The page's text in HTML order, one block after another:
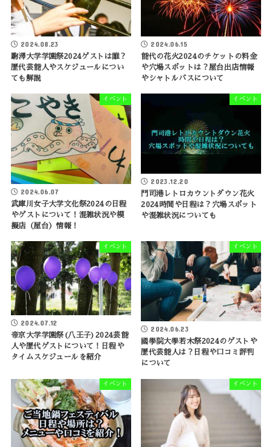
2024.08.23
駒澤大学学園祭2024ゲストは誰？
歴代芸能人やスケジュールについ
ても解説
2024.06.15
能代の花火2024のチケットの料金
や穴場スポットは？屋台出店情報
やシャトルバスについて
イベント
2024.06.07
武庫川女子大学文化祭2024の日程
やゲストについて！混雑状況や模
擬店（屋台）情報！
イベント
2023.12.20
門司港レトロカウントダウン花火
2024時間や日程は？穴場スポット
や混雑状況についても
イベント
2024.07.12
帝京大学学園祭(八王子)2024芸能
人や歴代ゲストについて！日程や
タイムスケジュールを紹介
イベント
2024.06.23
國學院大學若木祭2024のゲストや
歴代芸能人は？日程や口コミ評判
について
イベント イベント